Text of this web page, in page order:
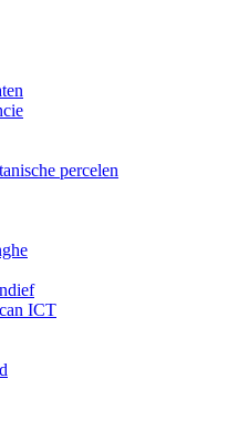
percelen
ICT